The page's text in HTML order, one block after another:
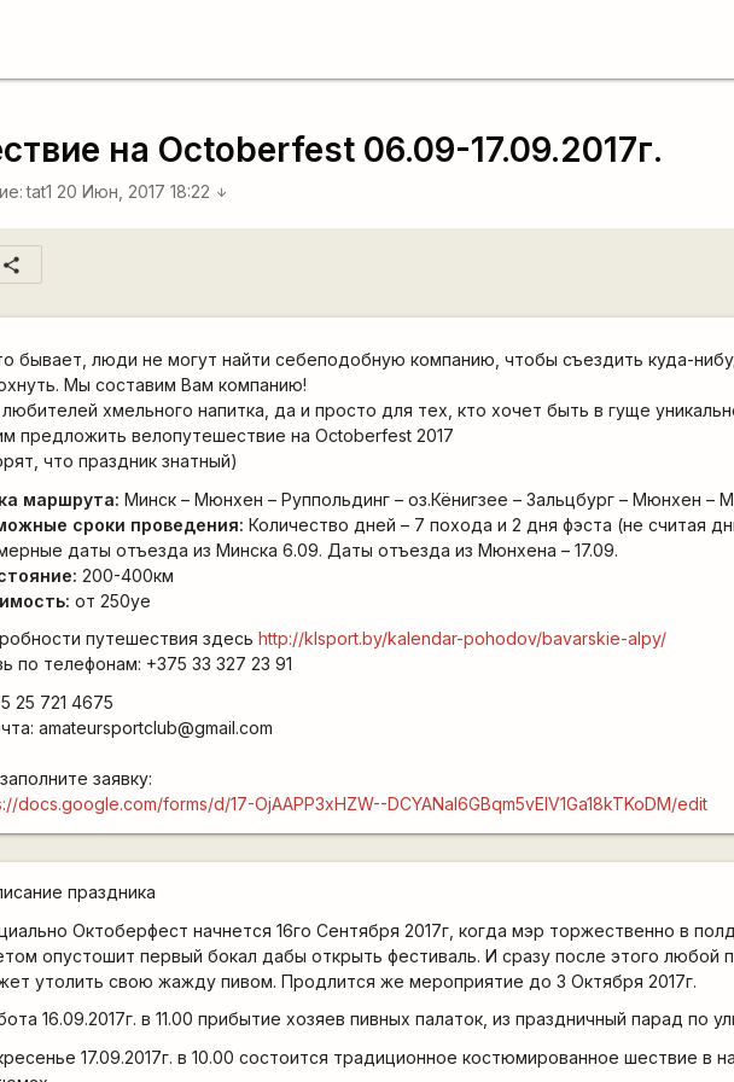
на Octoberfest 06.09-17.09.2017г.
tat1 20 Июн, 2017 18:22 arrow_downward
share
бывает, люди не могут найти себеподобную компанию, чтобы съездить куда-
Мы составим Вам компанию!
хмельного напитка, да и просто для тех, кто хочет быть в гуще
предложить велопутешествие на Octoberfest 2017
что праздник знатный)
маршрута: Минск – Мюнхен – Руппольдинг – оз.Кёнигзее – Зальцбург – Мюнхен –
сроки проведения: Количество дней – 7 похода и 2 дня фэста (не считая
даты отъезда из Минска 6.09. Даты отъезда из Мюнхена – 17.09.
200-400км
от 250уе
путешествия здесьhttp://klsport.by/kalendar-pohodov/bavarskie-alpy/
по телефонам: +375 33 327 23 91
25 721 4675
amateursportclub@gmail.com
заявку:
docs.google.com/forms/d/17-OjAAPP3xHZW--DCYANaI6GBqm5vElV1Ga18kTKoDM/edit
праздника
Октоберфест начнется 16го Сентября 2017г, когда мэр торжественно в
опустошит первый бокал дабы открыть фестиваль. И сразу после этого любой
утолить свою жажду пивом. Продлится же мероприятие до 3 Октября 2017г.
16.09.2017г. в 11.00 прибытие хозяев пивных палаток, из праздничный парад по
17.09.2017г. в 10.00 состоится традиционное костюмированное шествие в